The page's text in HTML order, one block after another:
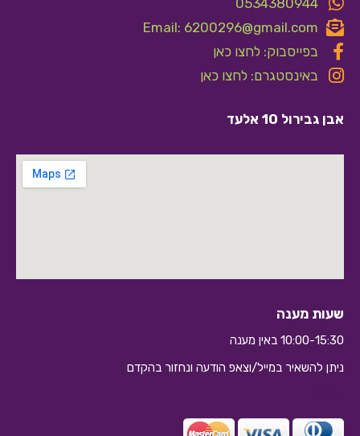
0534380944
Email: 6200296@gmail.com
בפייסבוק: לחצו כאן
באינסטגרם: לחצו כאן
אבן גבירול 10 אלעד
שעות מענה
10:00-15:30 באין מענה
ניתן להשאיר במייל/וצאפ הודעה ונחזור בהקדם